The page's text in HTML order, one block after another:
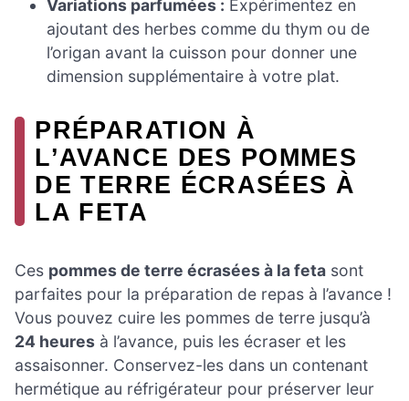
Variations parfumées : Expérimentez en
ajoutant des herbes comme du thym ou de
l’origan avant la cuisson pour donner une
dimension supplémentaire à votre plat.
PRÉPARATION À
L’AVANCE DES POMMES
DE TERRE ÉCRASÉES À
LA FETA
Ces pommes de terre écrasées à la feta sont
parfaites pour la préparation de repas à l’avance !
Vous pouvez cuire les pommes de terre jusqu’à
24 heures à l’avance, puis les écraser et les
assaisonner. Conservez-les dans un contenant
hermétique au réfrigérateur pour préserver leur